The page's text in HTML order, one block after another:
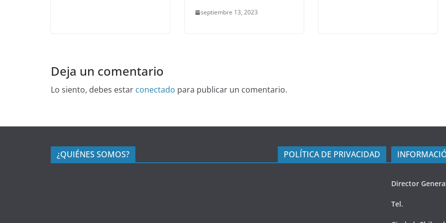
septiembre 13, 2023
Deja un comentario
Lo siento, debes estar conectado para publicar un comentario.
¿QUIÉNES SOMOS? POLÍTICA DE PRIVACIDAD
Director
Tel.